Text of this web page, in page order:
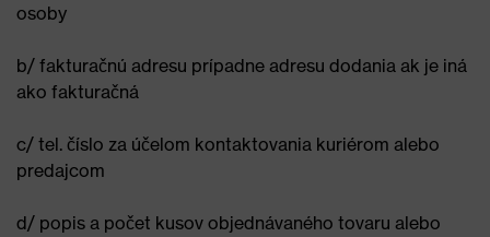
osoby
b/ fakturačnú adresu prípadne adresu dodania ak je iná
ako fakturačná
c/ tel. číslo za účelom kontaktovania kuriérom alebo
predajcom
d/ popis a počet kusov objednávaného tovaru alebo